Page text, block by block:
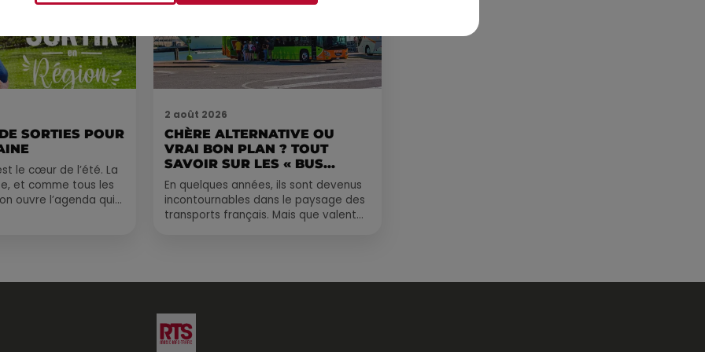
SORTIES POUR
le cœur de l’été. La
et comme tous les
ouvre l’agenda qui
2 août 2026
CHÈRE ALTERNATIVE OU
VRAI BON PLAN ? TOUT
SAVOIR SUR LES « BUS...
En quelques années, ils sont devenus
incontournables dans le paysage des
transports français. Mais que valent